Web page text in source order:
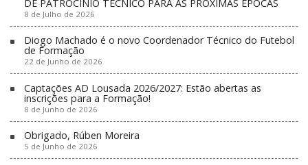
DE PATROCÍNIO TÉCNICO PARA AS PRÓXIMAS ÉPOCAS
8 de Julho de 2026
Diogo Machado é o novo Coordenador Técnico do Futebol
de Formação
22 de Junho de 2026
Captações AD Lousada 2026/2027: Estão abertas as
inscrições para a Formação!
8 de Junho de 2026
Obrigado, Rúben Moreira
5 de Junho de 2026